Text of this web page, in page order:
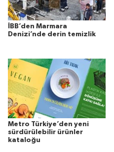
İBB’den Marmara
Denizi’nde derin temizlik
Metro Türkiye’den yeni
sürdürülebilir ürünler
kataloğu